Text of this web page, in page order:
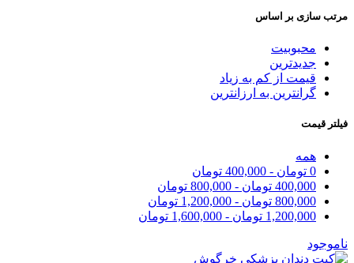
مرتب سازی بر اساس
محبوبیت
جدیدترین
قیمت از کم به زیاد
گرانترین به ارزانترین
فیلتر قیمت
همه
0 تومان -
400,000 تومان
400,000 تومان -
800,000 تومان
800,000 تومان -
1,200,000 تومان
1,200,000 تومان -
1,600,000 تومان
ناموجود